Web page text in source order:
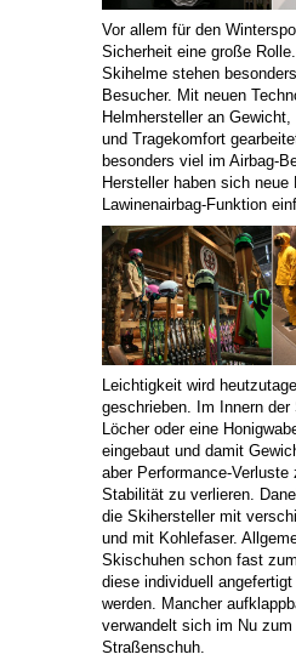
Vor allem für den
Sicherheit eine große
Skihelme stehen
Besucher. Mit neuen
Helmhersteller an
und Tragekomfort
besonders viel im Airbag-
Hersteller haben sich neue
Lawinenairbag-Funktion
Leichtigkeit wird
geschrieben. Im Innern
Löcher oder eine
eingebaut und damit
aber Performance-Verluste
Stabilität zu verlieren.
die Skihersteller mit
und mit Kohlefaser.
Skischuhen schon fast
diese individuell
werden. Mancher
verwandelt sich im Nu zum
Straßenschuh.